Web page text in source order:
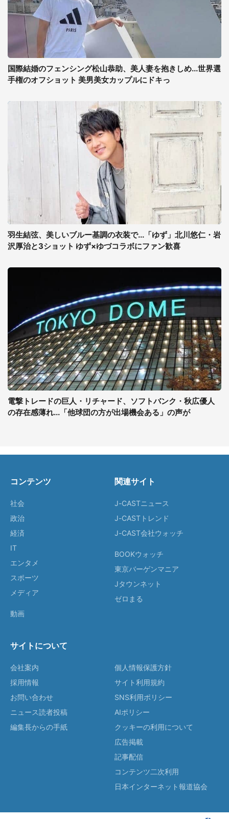
国際結婚のフェンシング松山恭助、美人妻を抱きしめ...世界選
手権のオフショット 美男美女カップルにドキっ
羽生結弦、美しいブルー基調の衣装で...「ゆず」北川悠仁・岩
沢厚治と3ショット ゆず×ゆづコラボにファン歓喜
電撃トレードの巨人・リチャード、ソフトバンク・秋広優人
の存在感薄れ...「他球団の方が出場機会ある」の声が
コンテンツ
社会
政治
経済
IT
エンタメ
スポーツ
メディア
動画
関連サイト
J-CASTニュース
J-CASTトレンド
J-CAST会社ウォッチ
BOOKウォッチ
東京バーゲンマニア
Jタウンネット
ゼロまる
サイトについて
会社案内
採用情報
お問い合わせ
ニュース読者投稿
編集長からの手紙
個人情報保護方針
サイト利用規約
SNS利用ポリシー
AIポリシー
クッキーの利用について
広告掲載
記事配信
コンテンツ二次利用
日本インターネット報道協会